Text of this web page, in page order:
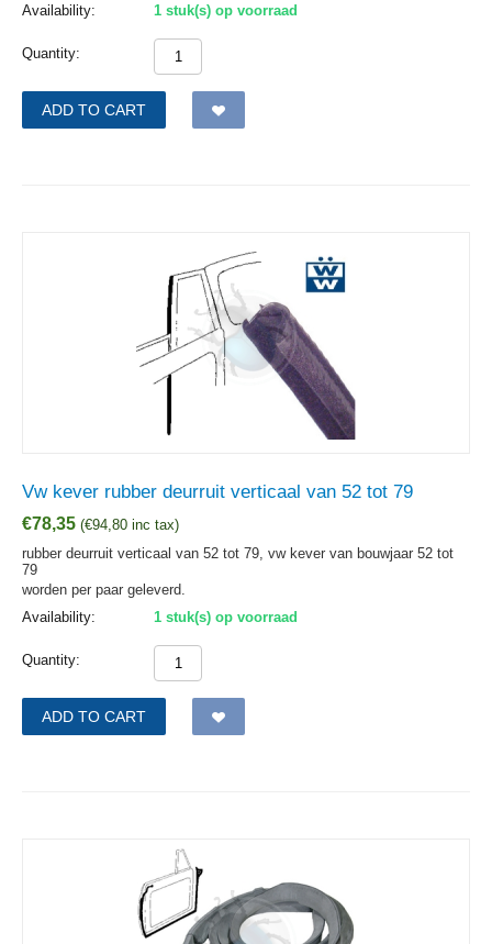
Availability:
1 stuk(s) op voorraad
Quantity:
ADD TO CART
Vw kever rubber deurruit verticaal van 52 tot 79
€78,35 (€94,80 inc tax)
rubber deurruit verticaal van 52 tot 79, vw kever van bouwjaar 52 tot
79
worden per paar geleverd.
Availability:
1 stuk(s) op voorraad
Quantity:
ADD TO CART